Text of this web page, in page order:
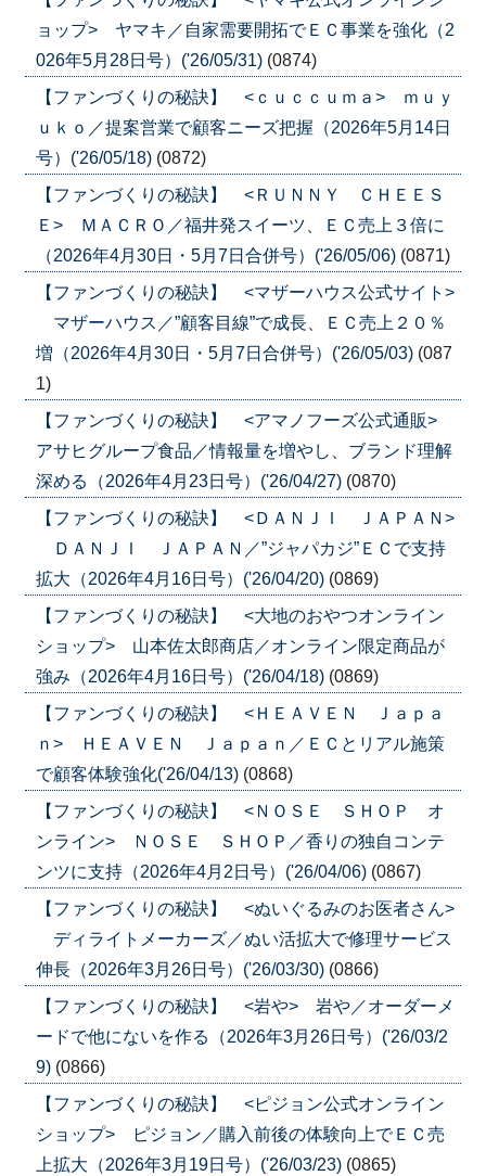
ョップ> ヤマキ／自家需要開拓でＥＣ事業を強化（2
026年5月28日号）('26/05/31) (0874)
【ファンづくりの秘訣】 <ｃｕｃｃｕｍａ> ｍｕｙ
ｕｋｏ／提案営業で顧客ニーズ把握（2026年5月14日
号）('26/05/18) (0872)
【ファンづくりの秘訣】 <ＲＵＮＮＹ ＣＨＥＥＳ
Ｅ> ＭＡＣＲＯ／福井発スイーツ、ＥＣ売上３倍に
（2026年4月30日・5月7日合併号）('26/05/06) (0871)
【ファンづくりの秘訣】 <マザーハウス公式サイト>
マザーハウス／”顧客目線”で成長、ＥＣ売上２０％
増（2026年4月30日・5月7日合併号）('26/05/03) (087
1)
【ファンづくりの秘訣】 <アマノフーズ公式通販>
アサヒグループ食品／情報量を増やし、ブランド理解
深める（2026年4月23日号）('26/04/27) (0870)
【ファンづくりの秘訣】 <ＤＡＮＪＩ ＪＡＰＡＮ>
ＤＡＮＪＩ ＪＡＰＡＮ／”ジャパカジ”ＥＣで支持
拡大（2026年4月16日号）('26/04/20) (0869)
【ファンづくりの秘訣】 <大地のおやつオンライン
ショップ> 山本佐太郎商店／オンライン限定商品が
強み（2026年4月16日号）('26/04/18) (0869)
【ファンづくりの秘訣】 <ＨＥＡＶＥＮ Ｊａｐａ
ｎ> ＨＥＡＶＥＮ Ｊａｐａｎ／ＥＣとリアル施策
で顧客体験強化('26/04/13) (0868)
【ファンづくりの秘訣】 <ＮＯＳＥ ＳＨＯＰ オ
ンライン> ＮＯＳＥ ＳＨＯＰ／香りの独自コンテ
ンツに支持（2026年4月2日号）('26/04/06) (0867)
【ファンづくりの秘訣】 <ぬいぐるみのお医者さん>
ディライトメーカーズ／ぬい活拡大で修理サービス
伸長（2026年3月26日号）('26/03/30) (0866)
【ファンづくりの秘訣】 <岩や> 岩や／オーダーメ
ードで他にないを作る（2026年3月26日号）('26/03/2
9) (0866)
【ファンづくりの秘訣】 <ピジョン公式オンライン
ショップ> ピジョン／購入前後の体験向上でＥＣ売
上拡大（2026年3月19日号）('26/03/23) (0865)